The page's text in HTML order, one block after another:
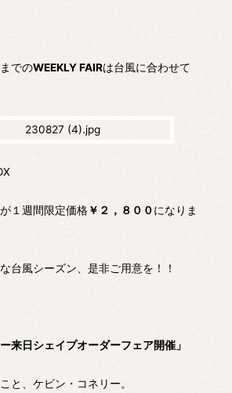
でのWEEKLY FAIRは台風に合わせて
１週間限定価格￥２，８００になりま
台風シーズン、是非ご用意を！！
来日シェイプオーダーフェア開催」
と、ケビン・コネリー。